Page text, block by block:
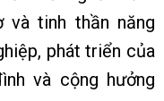
và tinh thần năng
phát triển của
và cộng hưởng